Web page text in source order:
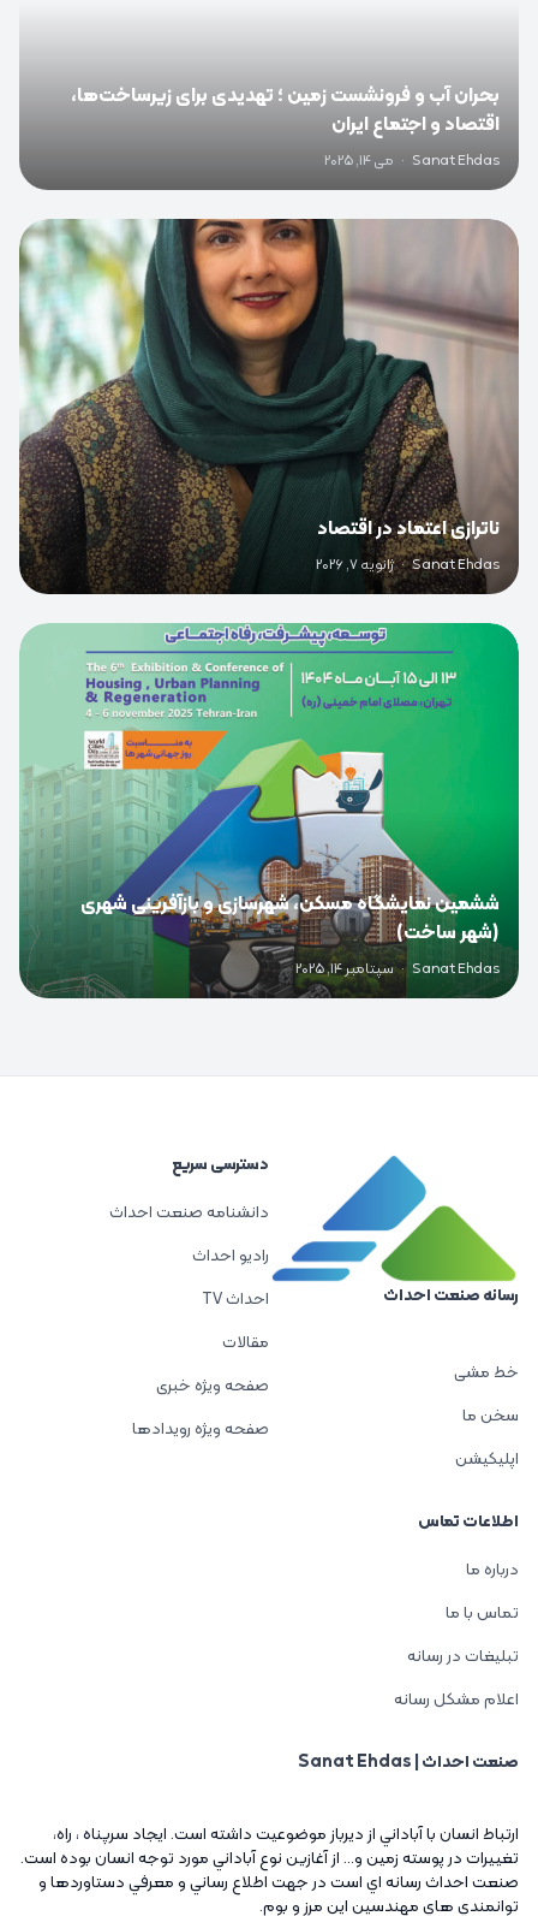
بحران آب و فرونشست زمین ؛ تهدیدی برای زیرساخت‌ها،
اقتصاد و اجتماع ایران
Sanat Ehdas
· می 14, 2025
ناترازی اعتماد در اقتصاد
Sanat Ehdas
· ژانویه 7, 2026
0
ششمین نمایشگاه مسکن، شهرسازی و بازآفرینی شهری
(شهر ساخت)
Sanat Ehdas
· سپتامبر 14, 2025
رسانه صنعت احداث
خط مشی
سخن ما
اپلیکیشن
دسترسی سریع
دانشنامه صنعت احداث
رادیو احداث
احداث TV
مقالات
صفحه ویژه خبری
صفحه ویژه رویدادها
اطلاعات تماس
درباره ما
تماس با ما
تبلیغات در رسانه
اعلام مشکل رسانه
صنعت احداث | Sanat Ehdas
ارتباط انسان با آباداني از ديرباز موضوعيت داشته است. ايجاد سرپناه ، راه،
تغييرات در پوسته زمين و... از آغازين نوع آباداني مورد توجه انسان بوده است.
صنعت احداث رسانه اي است در جهت اطلاع رساني و معرفي دستاوردها و
توانمندي هاي مهندسين اين مرز و بوم.